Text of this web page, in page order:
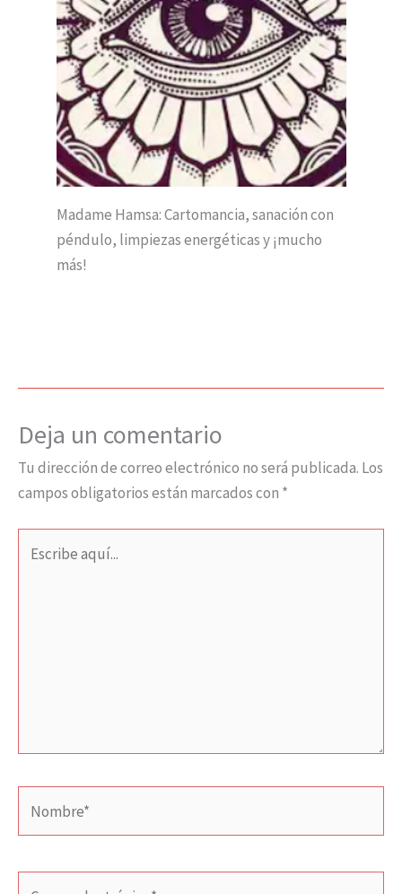
Madame Hamsa: Cartomancia, sanación con
péndulo, limpiezas energéticas y ¡mucho
más!
Deja un comentario
Tu dirección de correo electrónico no será publicada. Los
campos obligatorios están marcados con *
aquí...